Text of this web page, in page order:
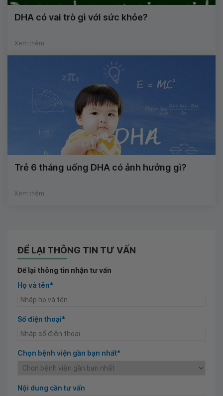
DHA có vai trò gì với sức khỏe?
Xem thêm
Trẻ 6 tháng uống DHA có ảnh hưởng gì?
Xem thêm
ĐỂ LẠI THÔNG TIN TƯ VẤN
Để lại thông tin nhận tư vấn
Họ và tên*
Số điện thoại*
Chọn bệnh viện gần bạn nhất*
Nội dung cần tư vấn